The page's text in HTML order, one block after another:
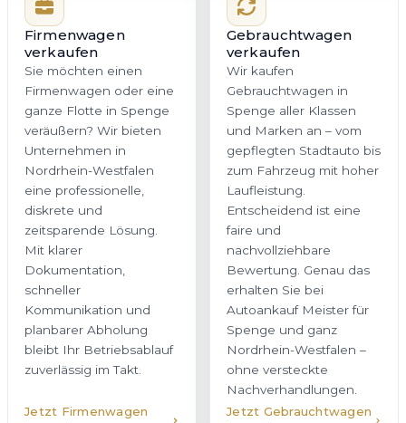
Firmenwagen
verkaufen
Sie möchten einen
Firmenwagen oder eine
ganze Flotte in Spenge
veräußern? Wir bieten
Unternehmen in
Nordrhein-Westfalen
eine professionelle,
diskrete und
zeitsparende Lösung.
Mit klarer
Dokumentation,
schneller
Kommunikation und
planbarer Abholung
bleibt Ihr Betriebsablauf
zuverlässig im Takt.
Jetzt Firmenwagen
Gebrauchtwagen
verkaufen
Wir kaufen
Gebrauchtwagen in
Spenge aller Klassen
und Marken an – vom
gepflegten Stadtauto bis
zum Fahrzeug mit hoher
Laufleistung.
Entscheidend ist eine
faire und
nachvollziehbare
Bewertung. Genau das
erhalten Sie bei
Autoankauf Meister für
Spenge und ganz
Nordrhein-Westfalen –
ohne versteckte
Nachverhandlungen.
Jetzt Gebrauchtwagen